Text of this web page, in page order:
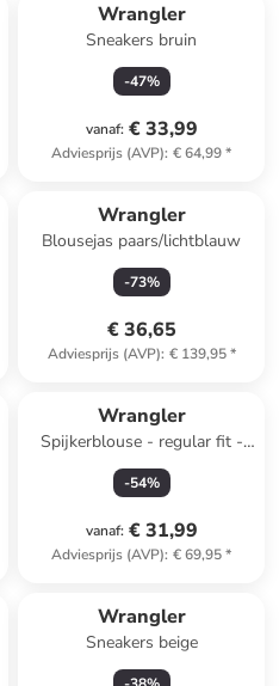
Wrangler
Sneakers bruin
-47%
vanaf: € 33,99
Adviesprijs (AVP): € 64,99*
Wrangler
Blousejas paars/lichtblauw
-73%
€ 36,65
Adviesprijs (AVP): € 139,95*
Wrangler
Spijkerblouse - regular fit -
donkerblauw
-54%
vanaf: € 31,99
Adviesprijs (AVP): € 69,95*
Wrangler
Sneakers beige